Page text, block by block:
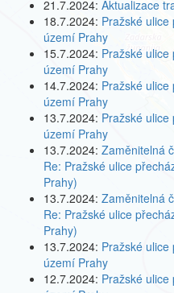
21.7.2024: Aktualizace
18.7.2024: Pražské
území Prahy
15.7.2024: Pražské
území Prahy
14.7.2024: Pražské
území Prahy
13.7.2024: Pražské
území Prahy
13.7.2024: Zaměnitelná
Re: Pražské ulice
Prahy)
13.7.2024: Zaměnitelná
Re: Pražské ulice
Prahy)
13.7.2024: Pražské
území Prahy
12.7.2024: Pražské